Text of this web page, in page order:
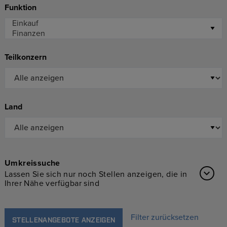
Funktion
Teilkonzern
Land
Umkreissuche
Lassen Sie sich nur noch Stellen anzeigen, die in
Ihrer Nähe verfügbar sind
STELLENANGEBOTE ANZEIGEN Filter zurücksetzen